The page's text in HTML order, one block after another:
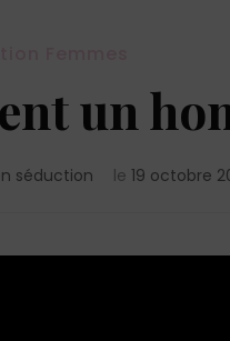
un
séduction le 19 octobre